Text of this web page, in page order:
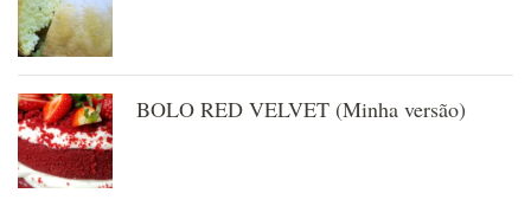
BOLO RED VELVET (Minha versão)